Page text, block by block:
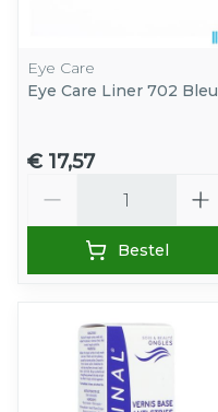
Eye Care
Eye Care Liner 702 Bleu
€ 17,57
Bestel